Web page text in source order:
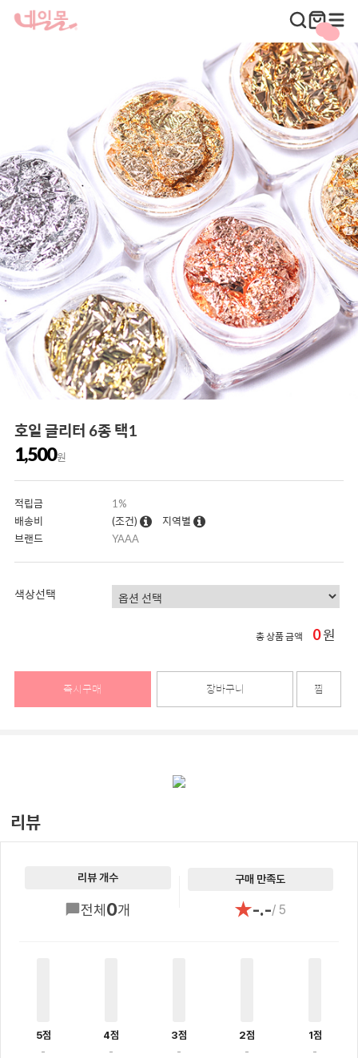
호일 글리터 6종 택1
1,500원
적립금
1%
배송비
(조건)
지역별
브랜드
YAAA
색상선택
총 상품 금액 0원
즉시구매 장바구니 찜
리뷰
리뷰 개수
전체0개
구매 만족도
★-.-/ 5
5점
-
4점
-
3점
-
2점
-
1점
-